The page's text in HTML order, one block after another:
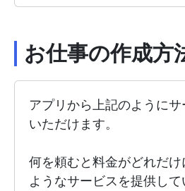
お仕事の作成方
アプリから上記のように
いただけます。
何を頼むと料金がどれだ
ようなサービスを提供し